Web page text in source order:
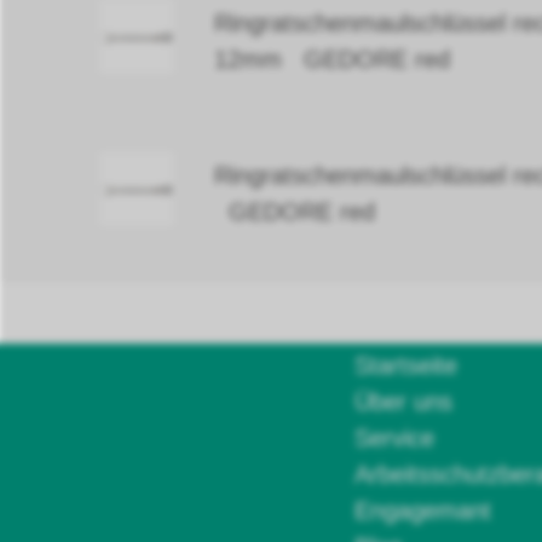
Ringratschenmaulschlüssel
12mm GEDORE red
Ringratschenmaulschlüssel
GEDORE red
Startseite
Über uns
Service
Engagemant